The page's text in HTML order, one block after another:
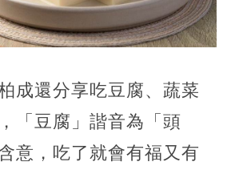
成還分享吃豆腐、蔬菜
「豆腐」諧音為「頭
意，吃了就會有福又有